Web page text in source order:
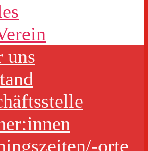
uns
orte